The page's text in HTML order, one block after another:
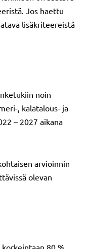
Jos haettu
lisäkriteereistä
noin
, kalatalous- ja
– 2027 aikana
arvioinnin
olevan
80 %.